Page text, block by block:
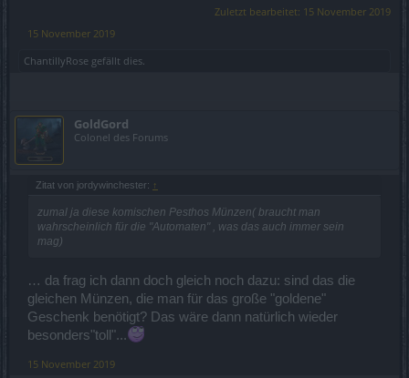
Zuletzt bearbeitet: 15 November 2019
15 November 2019
ChantillyRose gefällt dies.
GoldGord
Colonel des Forums
Zitat von jordywinchester: ↑
zumal ja diese komischen Pesthos Münzen( braucht man
wahrscheinlich für die "Automaten" , was das auch immer sein
mag)
… da frag ich dann doch gleich noch dazu: sind das die
gleichen Münzen, die man für das große "goldene"
Geschenk benötigt? Das wäre dann natürlich wieder
besonders"toll"...
15 November 2019